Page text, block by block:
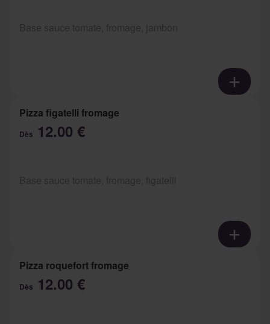
Pizza figatelli fromage
Dès 12.00 €
Pizza roquefort fromage
Dès 12.00 €